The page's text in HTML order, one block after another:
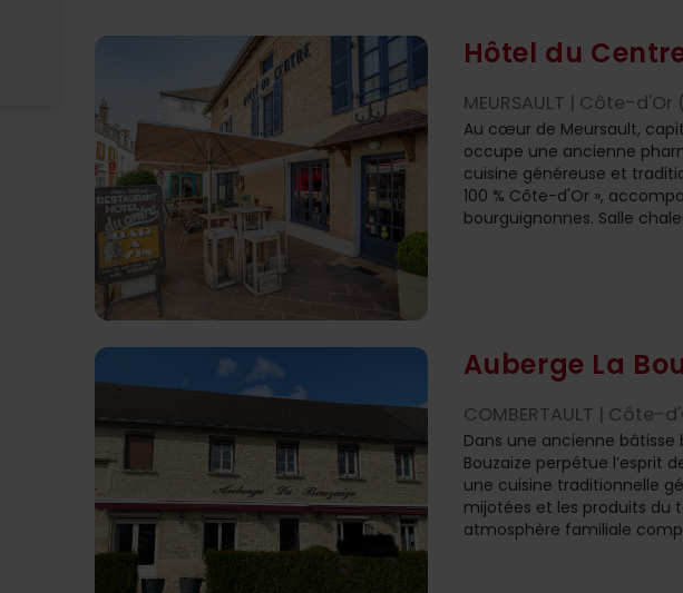
Hôtel du
MEURSAULT | Côte-d'Or
Au cœur de Meursault,
occupe une ancienne
cuisine généreuse et
100 % Côte-d'Or »,
bourguignonnes. Salle
Auberge La
COMBERTAULT | Côte-
Dans une ancienne bâtisse
Bouzaize perpétue l’esprit
une cuisine traditionnelle
mijotées et les produits du
atmosphère familiale